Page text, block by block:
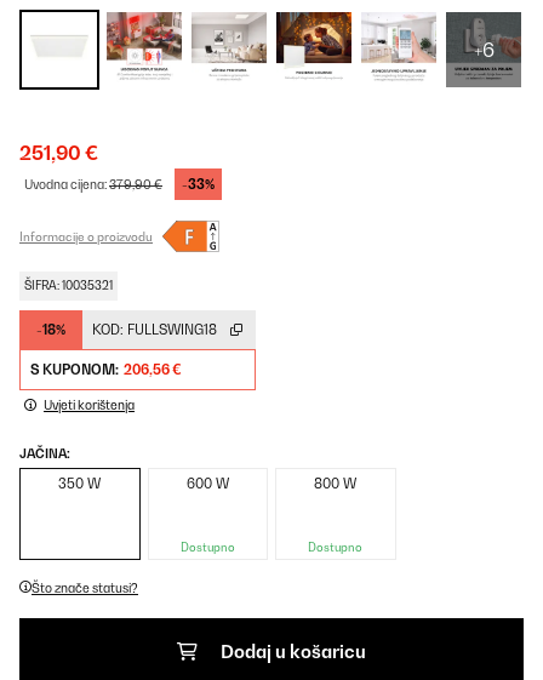
+6
251,90 €
Uvodna cijena:379,90 € -33%
Informacije o proizvodu
ŠIFRA: 10035321
-18% KOD: FULLSWING18
S KUPONOM: 206,56 €
Uvjeti korištenja
JAČINA:
350 W 600 W
Dostupno
800 W
Dostupno
Što znače statusi?
Dodaj u košaricu